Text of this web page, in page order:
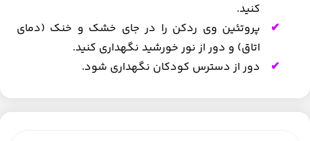
کنید.
پروتئین وی ردکن را در جای خشک و خنک (دمای
اتاق) و دور از نور خورشید نگهداری کنید.
دور از دسترس کودکان نگهداری شود.